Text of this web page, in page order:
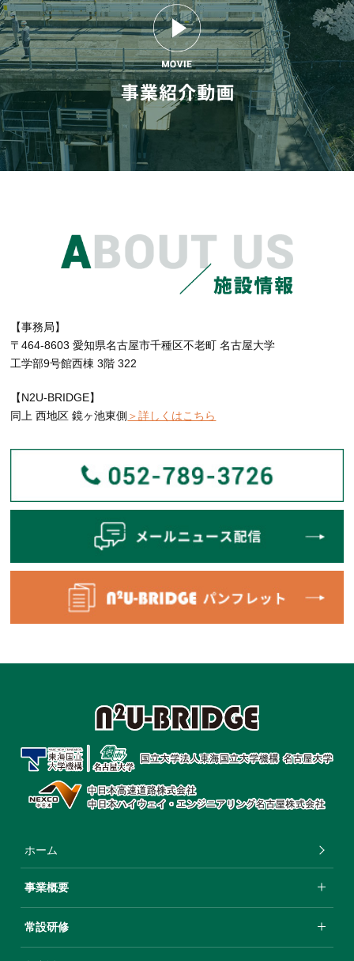
【事務局】
〒464-8603 愛知県名古屋市千種区不老町 名古屋大学
工学部9号館西棟 3階 322
【N2U-BRIDGE】
同上 西地区 鏡ヶ池東側 ＞詳しくはこちら
ホーム
事業概要
常設研修